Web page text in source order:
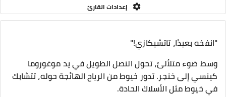
إعدادات القارئ
"انفخه بعيدًا، تاتشيكازي!"
وسط ضوء متلألئ، تحول النصل الطويل في يد موغوروما
كينسي إلى خنجر. تدور خيوط من الرياح الهائجة حوله، تتشابك
في خيوط مثل الأسلاك الحادة.